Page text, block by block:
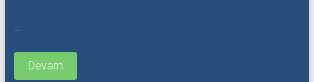
...
Devam